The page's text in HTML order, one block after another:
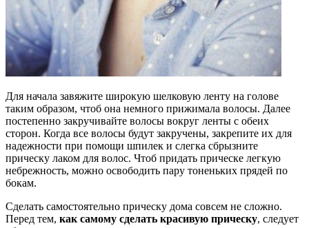
Для начала завяжите широкую шелковую ленту на голове
таким образом, чтоб она немного прижимала волосы. Далее
постепенно закручивайте волосы вокруг ленты с обеих
сторон. Когда все волосы будут закручены, закрепите их для
надежности при помощи шпилек и слегка сбрызните
прическу лаком для волос. Чтоб придать прическе легкую
небрежность, можно освободить пару тоненьких прядей по
бокам.
Сделать самостоятельно прическу дома совсем не сложно.
Перед тем, как самому сделать красивую прическу, следует